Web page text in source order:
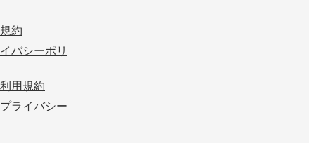
約
バシーポリ
用規約
ライバシー